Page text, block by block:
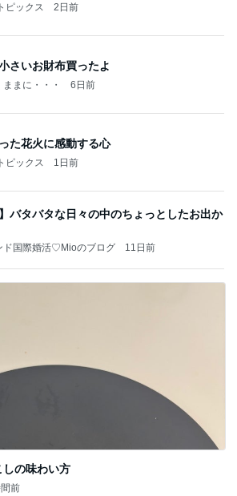
ピックス 2日前
さいお財布買ったよ
まに・・・ 6日前
た花火に感動する心
ピックス 1日前
】バタバタな日々の中のちょっとしたお出か
ド国際婚活♡Mioのブログ 11日前
の味わい方
前